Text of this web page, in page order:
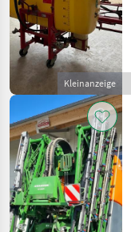
Kleinanzeige